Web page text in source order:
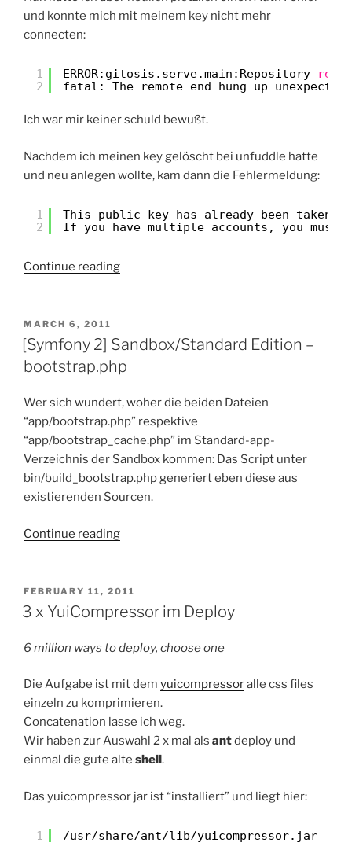
und konnte mich mit meinem key nicht mehr
connecten:
1
2
ERROR:gitosis.serve.main:Repository
read
fatal: The remote end hung up
Ich war mir keiner schuld bewußt.
Nachdem ich meinen key gelöscht bei unfuddle hatte
und neu anlegen wollte, kam dann die Fehlermeldung:
1
2
This public key has already been taken
If you have multiple accounts, you
Continue reading“Unfuddle:
denied”
POSTED
ON
MARCH 6, 2011
[Symfony 2] Sandbox/Standard Edition –
bootstrap.php
Wer sich wundert, woher die beiden Dateien
“app/bootstrap.php” respektive
“app/bootstrap_cache.php” im Standard-app-
Verzeichnis der Sandbox kommen: Das Script unter
bin/build_bootstrap.php generiert eben diese aus
existierenden Sourcen.
Continue reading“[Symfony
Edition
–
POSTED
ON
FEBRUARY 11, 2011
3 x YuiCompressor im Deploy
6 million ways to deploy, choose one
Die Aufgabe ist mit dem yuicompressoralle css files
einzeln zu komprimieren.
Concatenation lasse ich weg.
Wir haben zur Auswahl 2 x mal als antdeploy und
einmal die gute alte shell.
Das yuicompressor jar ist “installiert” und liegt hier:
1 /usr/share/ant/lib/yuicompressor.jar